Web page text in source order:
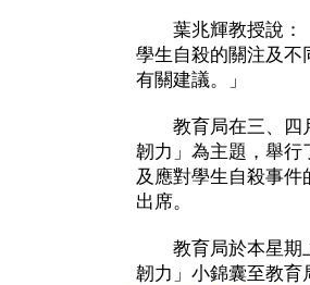
葉兆輝教授說：「
學生自殺的關注及不
有關建議。」
教育局在三、四月
韌力」為主題，舉行
及應對學生自殺事
出席。
教育局於本星期上
韌力」小錦囊至教育